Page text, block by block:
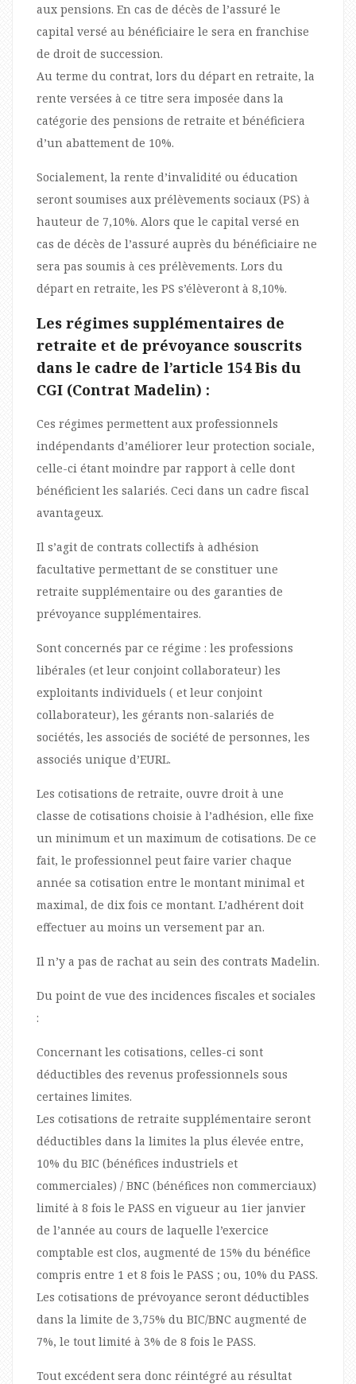
aux pensions. En cas de décès de l’assuré le
capital versé au bénéficiaire le sera en franchise
de droit de succession.
Au terme du contrat, lors du départ en retraite, la
rente versées à ce titre sera imposée dans la
catégorie des pensions de retraite et bénéficiera
d’un abattement de 10%.
Socialement, la rente d’invalidité ou éducation
seront soumises aux prélèvements sociaux (PS) à
hauteur de 7,10%. Alors que le capital versé en
cas de décès de l’assuré auprès du bénéficiaire ne
sera pas soumis à ces prélèvements. Lors du
départ en retraite, les PS s’élèveront à 8,10%.
Les régimes supplémentaires de
retraite et de prévoyance souscrits
dans le cadre de l’article 154 Bis du
CGI (Contrat Madelin) :
Ces régimes permettent aux professionnels
indépendants d’améliorer leur protection sociale,
celle-ci étant moindre par rapport à celle dont
bénéficient les salariés. Ceci dans un cadre fiscal
avantageux.
Il s’agit de contrats collectifs à adhésion
facultative permettant de se constituer une
retraite supplémentaire ou des garanties de
prévoyance supplémentaires.
Sont concernés par ce régime : les professions
libérales (et leur conjoint collaborateur) les
exploitants individuels ( et leur conjoint
collaborateur), les gérants non-salariés de
sociétés, les associés de société de personnes, les
associés unique d’EURL.
Les cotisations de retraite, ouvre droit à une
classe de cotisations choisie à l’adhésion, elle fixe
un minimum et un maximum de cotisations. De ce
fait, le professionnel peut faire varier chaque
année sa cotisation entre le montant minimal et
maximal, de dix fois ce montant. L’adhérent doit
effectuer au moins un versement par an.
Il n’y a pas de rachat au sein des contrats Madelin.
Du point de vue des incidences fiscales et sociales
:
Concernant les cotisations, celles-ci sont
déductibles des revenus professionnels sous
certaines limites.
Les cotisations de retraite supplémentaire seront
déductibles dans la limites la plus élevée entre,
10% du BIC (bénéfices industriels et
commerciales) / BNC (bénéfices non commerciaux)
limité à 8 fois le PASS en vigueur au 1ier janvier
de l’année au cours de laquelle l’exercice
comptable est clos, augmenté de 15% du bénéfice
compris entre 1 et 8 fois le PASS ; ou, 10% du PASS.
Les cotisations de prévoyance seront déductibles
dans la limite de 3,75% du BIC/BNC augmenté de
7%, le tout limité à 3% de 8 fois le PASS.
Tout excédent sera donc réintégré au résultat